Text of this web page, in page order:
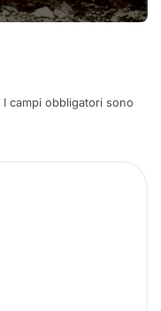
I campi obbligatori sono